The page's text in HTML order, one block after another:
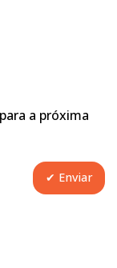
a próxima